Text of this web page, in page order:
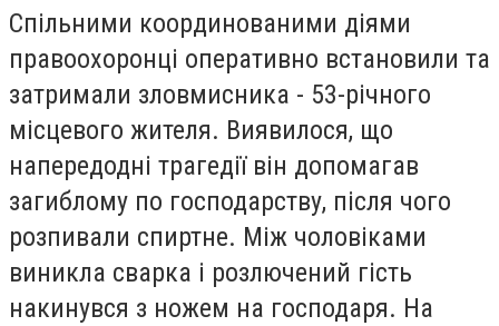
Спільними координованими діями
правоохоронці оперативно встановили та
затримали зловмисника - 53-річного
місцевого жителя. Виявилося, що
напередодні трагедії він допомагав
загиблому по господарству, після чого
розпивали спиртне. Між чоловіками
виникла сварка і розлючений гість
накинувся з ножем на господаря. На